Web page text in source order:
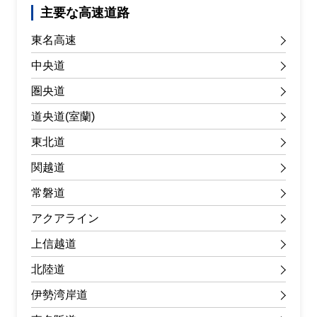
主要な高速道路
東名高速
中央道
圏央道
道央道(室蘭)
東北道
関越道
常磐道
アクアライン
上信越道
北陸道
伊勢湾岸道